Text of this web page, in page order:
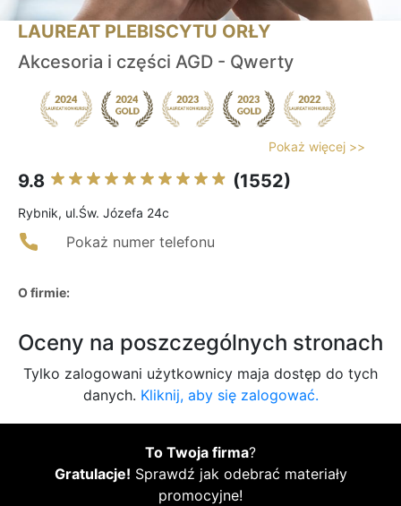
LAUREAT PLEBISCYTU ORŁY
Akcesoria i części AGD - Qwerty
Pokaż więcej >>
9.8 (1552)
Rybnik, ul.Św. Józefa 24c
Pokaż numer telefonu
O firmie:
Oceny na poszczególnych stronach
Tylko zalogowani użytkownicy maja dostęp do tych
danych. Kliknij, aby się zalogować.
To Twoja firma?
Gratulacje! Sprawdź jak odebrać materiały
promocyjne!